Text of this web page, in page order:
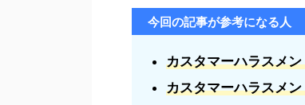
今回の記事が参考になる人
カスタマーハラスメ
カスタマーハラスメ